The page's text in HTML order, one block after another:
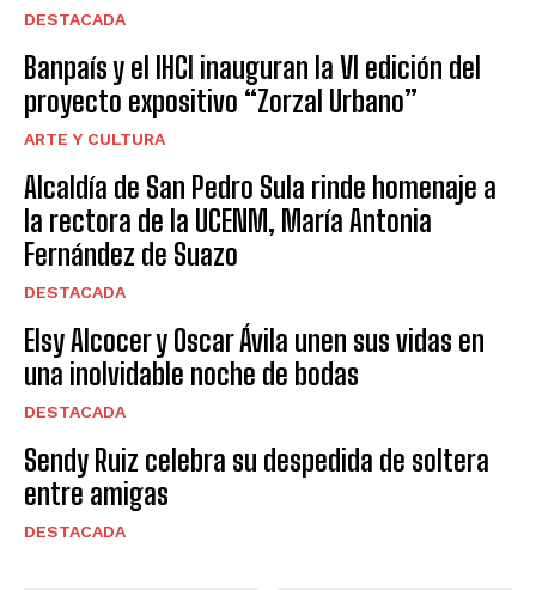
DESTACADA
Banpaís y el IHCI inauguran la VI edición del
proyecto expositivo “Zorzal Urbano”
ARTE Y CULTURA
Alcaldía de San Pedro Sula rinde homenaje a
la rectora de la UCENM, María Antonia
Fernández de Suazo
DESTACADA
Elsy Alcocer y Oscar Ávila unen sus vidas en
una inolvidable noche de bodas
DESTACADA
Sendy Ruiz celebra su despedida de soltera
entre amigas
DESTACADA